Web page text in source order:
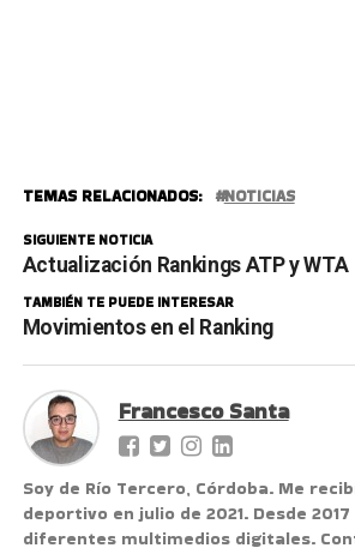
TEMAS RELACIONADOS: NOTICIAS
SIGUIENTE NOTICIA
Actualización Rankings ATP y WTA
TAMBIÉN TE PUEDE INTERESAR
Movimientos en el Ranking
Francesco Santa
Soy de Río Tercero, Córdoba. Me
deportivo en julio de 2021. Desde
diferentes multimedios digitales.